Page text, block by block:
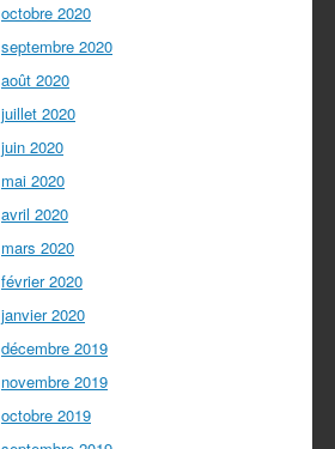
octobre 2020
septembre 2020
août 2020
juillet 2020
juin 2020
mai 2020
avril 2020
mars 2020
février 2020
janvier 2020
décembre 2019
novembre 2019
octobre 2019